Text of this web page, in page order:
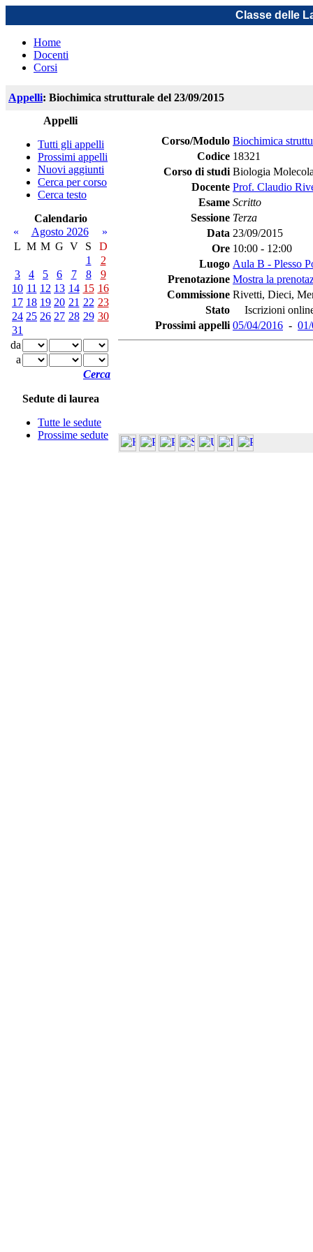
Classe delle
Home
Docenti
Corsi
Appelli: Biochimica strutturale del 23/09/2015
Appelli
Tutti gli appelli
Prossimi appelli
Nuovi aggiunti
Cerca per corso
Cerca testo
Calendario
«
Agosto 2026
»
L M M G V S
D
1
2
3
4 5 6 7 8
9
10 11 12 13 14 15 16
17 18 19 20 21 22 23
24 25 26 27 28 29 30
31
da
a
Cerca
Sedute di laurea
Tutte le sedute
Prossime sedute
Corso/Modulo Biochimica
Codice 18321
Corso di studi Biologia
Docente Prof. Claudio
Esame Scritto
Sessione Terza
Data 23/09/2015
Ore 10:00 - 12:00
Luogo Aula B - Plesso
Prenotazione Mostra la
Commissione Rivetti, Dieci,
Stato
Iscrizioni
Prossimi appelli 05/04/2016 -